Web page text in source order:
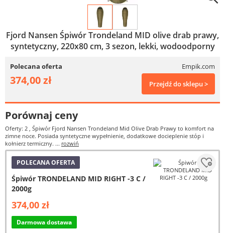
Fjord Nansen Śpiwór Trondeland MID olive drab prawy,
syntetyczny, 220x80 cm, 3 sezon, lekki, wodoodporny
Polecana oferta Empik.com
374,00 zł Przejdź do sklepu >
Porównaj ceny
Oferty: 2 , Śpiwór Fjord Nansen Trondeland Mid Olive Drab Prawy to komfort na
zimne noce. Posiada syntetyczne wypełnienie, dodatkowe docieplenie stóp i
kołnierz termiczny. ... rozwiń
POLECANA OFERTA
Śpiwór TRONDELAND MID RIGHT -3 C /
2000g
374,00 zł
Darmowa dostawa